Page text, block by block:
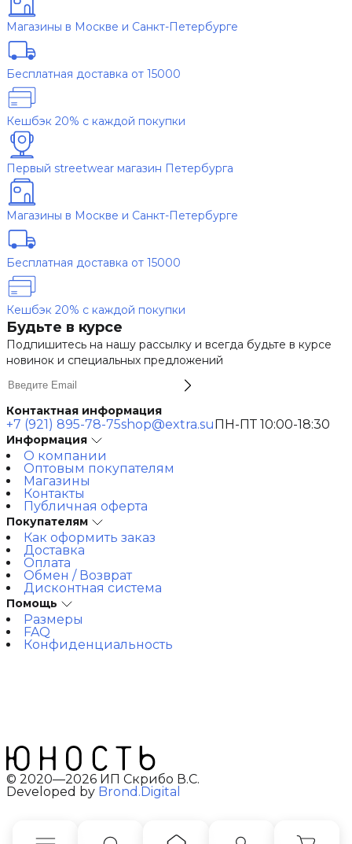
Магазины в Москве и Санкт-Петербурге
Бесплатная доставка от 15000
Кешбэк 20% с каждой покупки
Первый streetwear магазин Петербурга
Магазины в Москве и Санкт-Петербурге
Бесплатная доставка от 15000
Кешбэк 20% с каждой покупки
Будьте в курсе
Подпишитесь на нашу рассылку и всегда будьте в курсе
новинок и специальных предложений
Контактная информация
+7 (921) 895-78-75shop@extra.suПН-ПТ 10:00-18:30
Информация
О компании
Оптовым покупателям
Магазины
Контакты
Публичная оферта
Покупателям
Как оформить заказ
Доставка
Оплата
Обмен / Возврат
Дисконтная система
Помощь
Размеры
FAQ
Конфиденциальность
© 2020—2026 ИП Скрибо В.С.
Developed by Brond.Digital